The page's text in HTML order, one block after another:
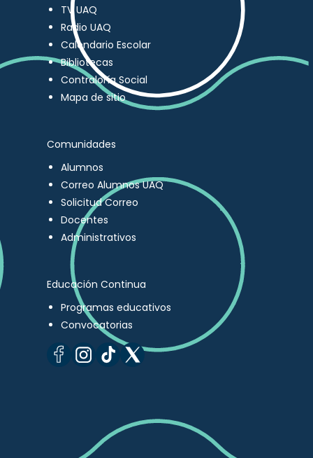
TV UAQ
Radio UAQ
Calendario Escolar
Bibliotecas
Contraloría Social
Mapa de sitio
Comunidades
Alumnos
Correo Alumnos UAQ
Solicitud Correo
Docentes
Administrativos
Educación Continua
Programas educativos
Convocatorias